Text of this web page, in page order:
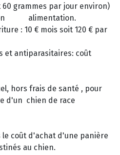
grammes par jour environ)
son alimentation.
: 10 € mois soit 120 € par
et antiparasitaires: coût
hors frais de santé , pour
d'un chien de race
coût d'achat d'une panière
au chien.